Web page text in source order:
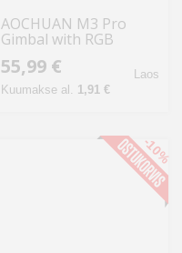
AOCHUAN M3 Pro
Gimbal with RGB
55,99 €
Kuumakse al. 1,91 €
Laos
-10%